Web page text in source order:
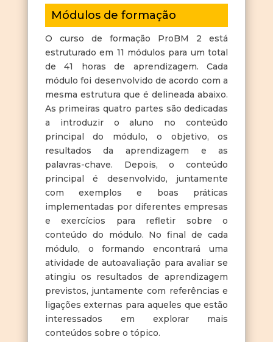
Módulos de formação
O curso de formação ProBM 2 está
estruturado em 11 módulos para um total
de 41 horas de aprendizagem. Cada
módulo foi desenvolvido de acordo com a
mesma estrutura que é delineada abaixo.
As primeiras quatro partes são dedicadas
a introduzir o aluno no conteúdo
principal do módulo, o objetivo, os
resultados da aprendizagem e as
palavras-chave. Depois, o conteúdo
principal é desenvolvido, juntamente
com exemplos e boas práticas
implementadas por diferentes empresas
e exercícios para refletir sobre o
conteúdo do módulo. No final de cada
módulo, o formando encontrará uma
atividade de autoavaliação para avaliar se
atingiu os resultados de aprendizagem
previstos, juntamente com referências e
ligações externas para aqueles que estão
interessados em explorar mais
conteúdos sobre o tópico.